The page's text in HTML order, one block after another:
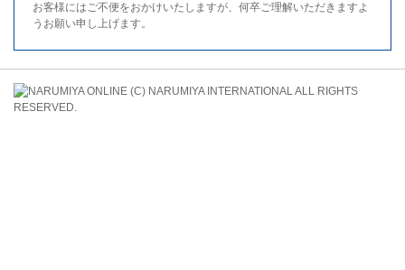
お客様にはご不便をおかけいたしますが、何卒ご理解いただきますよ
うお願い申し上げます。